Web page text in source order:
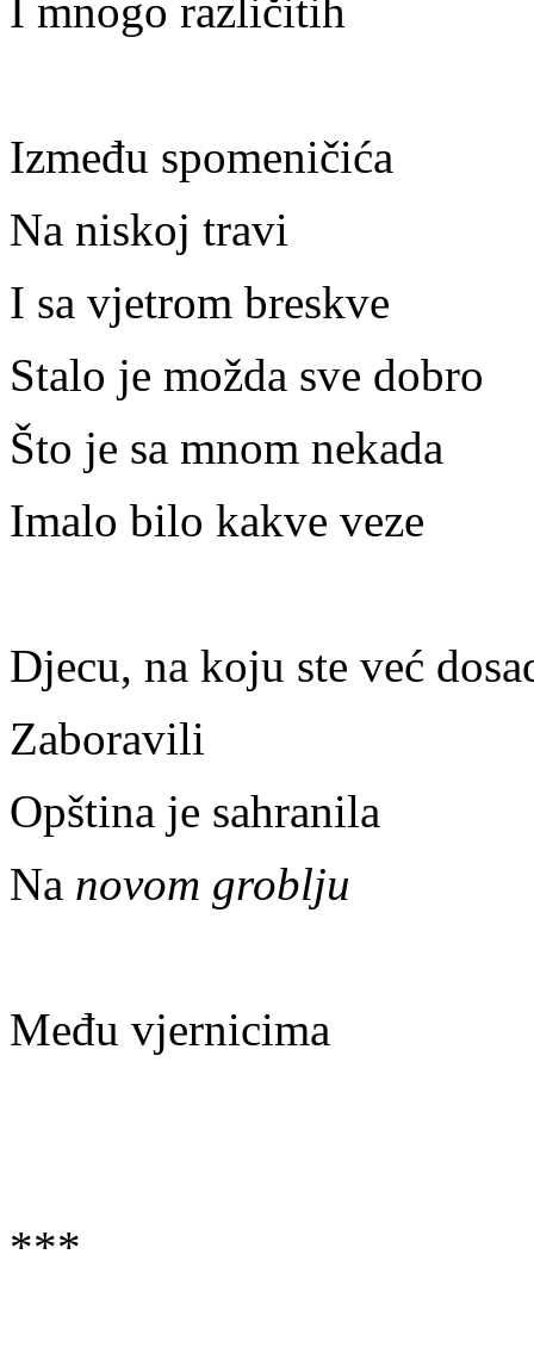
I mnogo različitih
Između spomeničića
Na niskoj travi
I sa vjetrom breskve
Stalo je možda sve dobro
Što je sa mnom nekada
Imalo bilo kakve veze
Djecu, na koju ste već
Zaboravili
Opština je sahranila
Na novom groblju
Među vjernicima
***